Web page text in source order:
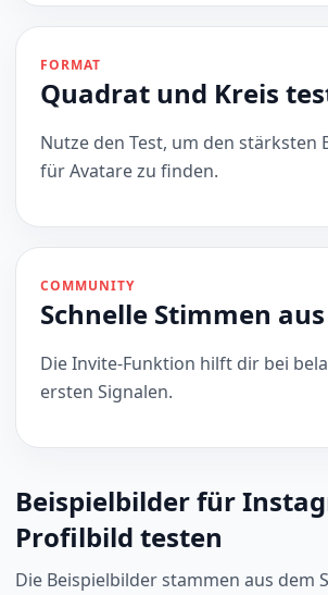
FORMAT
Quadrat und Kreis
Nutze den Test, um den stärksten
für Avatare zu finden.
COMMUNITY
Schnelle Stimmen
Die Invite-Funktion hilft dir bei
ersten Signalen.
Beispielbilder für
Profilbild testen
Die Beispielbilder stammen aus dem